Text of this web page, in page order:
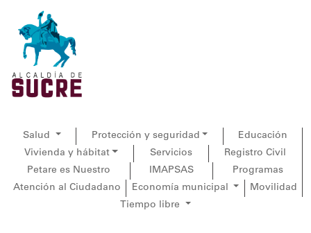
Salud Protección y seguridad
Educación
Vivienda y hábitat
Servicios
Registro Civil
Petare es Nuestro
IMAPSAS
Programas
Atención al Ciudadano
Economía municipal
Movilidad
Tiempo libre